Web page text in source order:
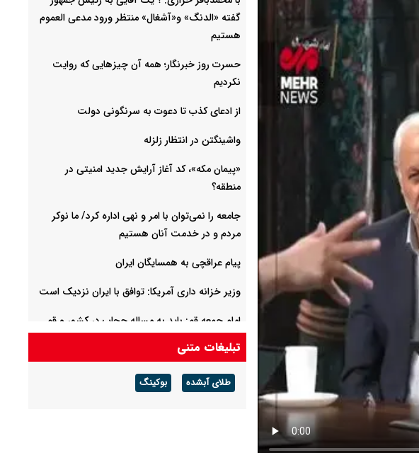
گفته «الدنگ» و«آشغال» منتظر ورود مدعی العموم
هستیم
حسرت روز خبرنگار؛ همه آن چیزهایی که روایت
نکردیم
از ادعای کذب تا دعوت به سرنگونی دولت
واشینگتن در انتظار زلزله
«پیمان مکه»، کد آغاز آرایش جدید امنیتی در
منطقه؟
جامعه را نمی‌توان با امر و نهی اداره کرد/ ما نوکر
مردم و در خدمت آنان هستیم
پیام عراقچی به همسایگان ایران
وزیر خزانه داری آمریکا: توافق با ایران نزدیک است
امام جمعه قم: باید به مساله حجاب در کشور و قم
توجه شود
امام‌ جمعه اهواز: با افزایش برد موشک هایمان به ۱۵
هزار کیلومتر می خواهیم عمق آمریکا را هدف قرار
تبلیغات متنی
طلای آبشده بوکینگ